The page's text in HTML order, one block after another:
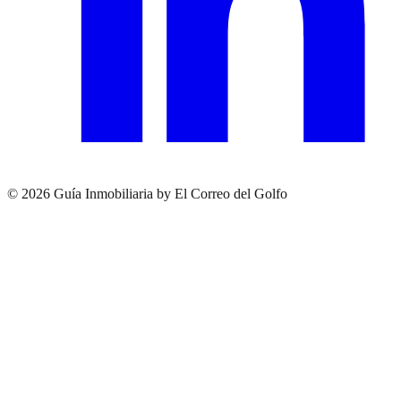
© 2026 Guía Inmobiliaria by El Correo del Golfo